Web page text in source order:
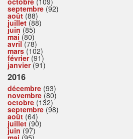
septembre (92)
août (88)
juillet(88)
juin (85)
mai (80)
avril(78)
mars(102)
février(91)
janvier(91)
2016
décembre (93)
novembre (80)
octobre (132)
septembre (98)
août (64)
juillet(90)
juin (97)